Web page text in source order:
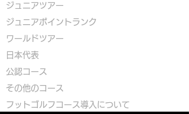
ジュニアツアー
ジュニアポイントランク
​ワールドツアー
​​日本代表
公認コース
​その他のコース
​ フットゴルフコース導入について